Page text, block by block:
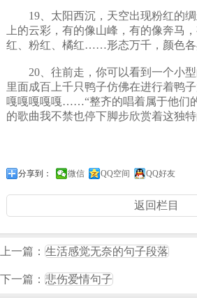
19、太阳西沉，天空出现粉红的绸
上的云彩，有的像山峰，有的像奔
红、粉红、橘红……形态万千，颜色各
20、往前走，你可以看到一个小型
里面成百上千只鸭子仿佛在进行着鸭
嘎嘎嘎嘎嘎……“整齐的唱着属于他们
的歌曲我不禁也停下脚步欣赏着这独特
分享到： 微信 QQ空间 QQ好友
返回栏目
上一篇： 生活感觉无奈的句子段落
下一篇： 悲伤爱情句子